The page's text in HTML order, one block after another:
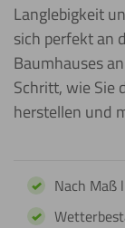
Langlebigkeit
sich perfekt an
Baumhauses
Schritt, wie Sie
herstellen und
Nach Maß